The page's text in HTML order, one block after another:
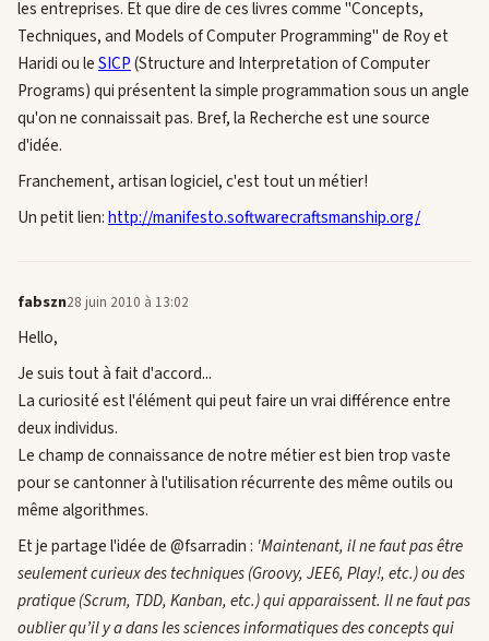
les entreprises. Et que dire de ces livres comme "Concepts,
Techniques, and Models of Computer Programming" de Roy et
Haridi ou leSICP(Structure and Interpretation of Computer
Programs) qui présentent la simple programmation sous un angle
qu'on ne connaissait pas. Bref, la Recherche est une source
d'idée.
Franchement, artisan logiciel, c'est tout un métier!
Un petit lien:http://manifesto.softwarecraftsmanship.org/
fabszn28 juin 2010 à 13:02
Hello,
Je suis tout à fait d'accord...
La curiosité est l'élément qui peut faire un vrai différence entre
deux individus.
Le champ de connaissance de notre métier est bien trop vaste
pour se cantonner à l'utilisation récurrente des même outils ou
même algorithmes.
Et je partage l'idée de @fsarradin : 'Maintenant, il ne faut pas être
seulement curieux des techniques (Groovy, JEE6, Play!, etc.) ou des
pratique (Scrum, TDD, Kanban, etc.) qui apparaissent. Il ne faut pas
oublier qu’il y a dans les sciences informatiques des concepts qui